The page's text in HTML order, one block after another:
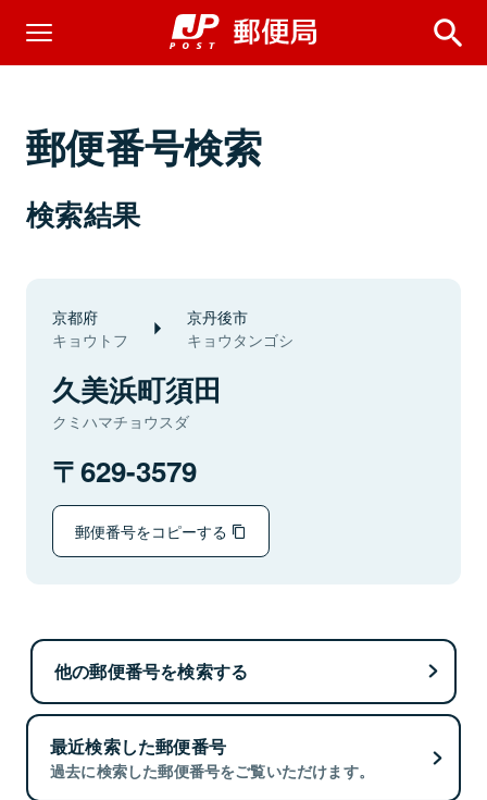
郵便番号検索
検索結果
京都府
キョウトフ
京丹後市
キョウタンゴシ
久美浜町須田
クミハマチョウスダ
629-3579
郵便番号をコピーする
他の郵便番号を検索する
最近検索した郵便番号
過去に検索した郵便番号をご覧いただけます。